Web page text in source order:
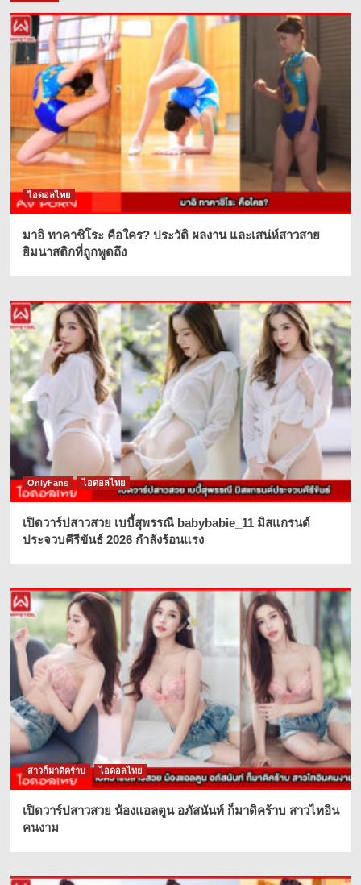
ไอดอลไทย
มาอิ ทาคาชิโระ คือใคร? ประวัติ ผลงาน และเสน่ห์สาวสาย
ยิมนาสติกที่ถูกพูดถึง
OnlyFans ไอดอลไทย
เปิดวาร์ปสาวสวย เบบี้สุพรรณี babybabie_11 มิสแกรนด์
ประจวบคีรีขันธ์ 2026 กำลังร้อนแรง
สาวก็มาดิคร้าบ ไอดอลไทย
เปิดวาร์ปสาวสวย น้องแอลตูน อภัสนันท์ ก็มาดิคร้าบ สาวไทอิน
คนงาม